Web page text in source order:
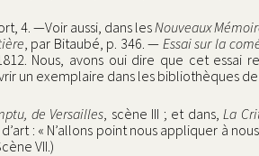
4. —Voir aussi, dans lesNouveaux
, par Bitaubé, p. 346. — Essai sur la
Nous, avons oui dire que cet essai
un exemplaire dans les bibliothèques de
de Versailles, scène III ; et dans,La
: « N’allons point nous appliquer à
VII.)